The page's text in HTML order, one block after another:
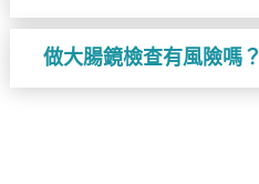
做大腸鏡檢查有風險嗎？